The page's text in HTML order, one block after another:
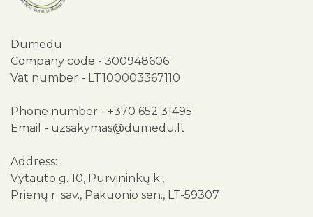
Dumedu
Company code - 300948606
Vat number - LT100003367110
Phone number - +370 652 31495
Email - uzsakymas@dumedu.lt
Address:
Vytauto g. 10, Purvininkų k.,
Prienų r. sav., Pakuonio sen., LT-59307